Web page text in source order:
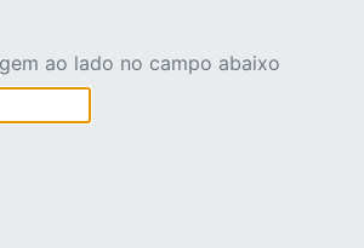
ao lado no campo abaixo